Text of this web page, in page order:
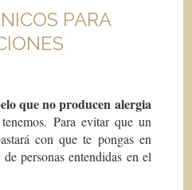
PARA
que no producen alergia
Para evitar que un
con que te pongas en
personas entendidas en el